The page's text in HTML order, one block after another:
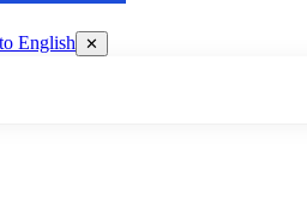
English ✕